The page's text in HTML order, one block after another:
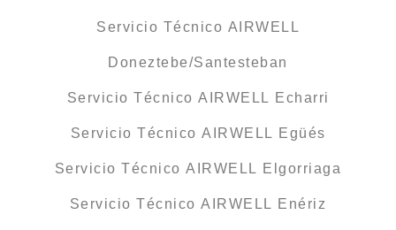
Servicio Técnico AIRWELL
Doneztebe/Santesteban
Servicio Técnico AIRWELL Echarri
Servicio Técnico AIRWELL Egüés
Servicio Técnico AIRWELL Elgorriaga
Servicio Técnico AIRWELL Enériz